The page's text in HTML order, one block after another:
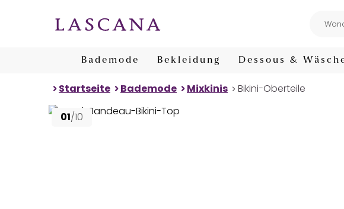
Bademode Bekleidung Dessous &
Startseite Bademode Mixkinis Bikini-Oberteile
01/10